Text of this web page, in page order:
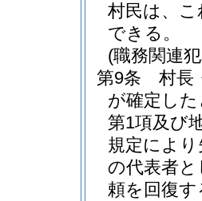
村民は、
できる。
(職務関連
第9条
村長
が確定し
第1項及び
規定によ
の代表者
頼を回復